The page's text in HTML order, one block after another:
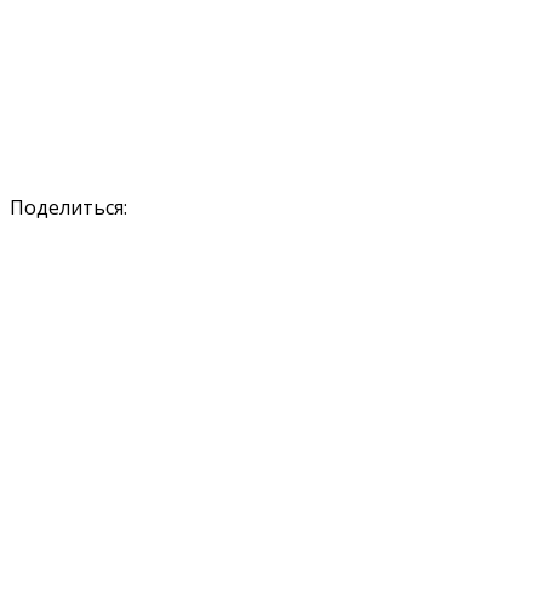
Поделиться: